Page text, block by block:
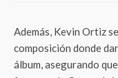
Además, Kevin Ortiz
composición donde
álbum, asegurando